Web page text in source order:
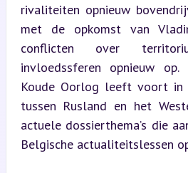
rivaliteiten opnieuw
met de opkomst van
conflicten over
invloedssferen opnieuw
Koude Oorlog leeft voort
tussen Rusland en het
actuele dossierthema’s die
Belgische actualiteitslessen